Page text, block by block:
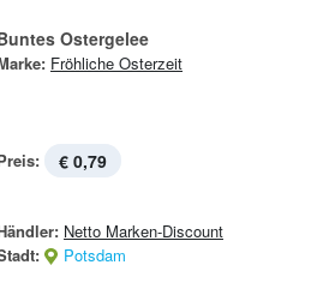
Ostergelee
Fröhliche Osterzeit
€ 0,79
Netto Marken-Discount
Potsdam